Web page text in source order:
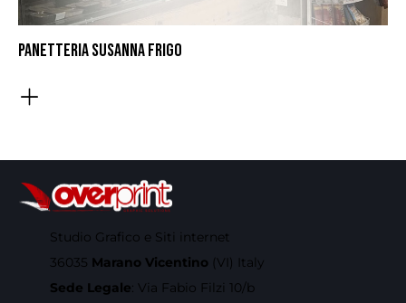
PANETTERIA SUSANNA FRIGO
Studio Grafico e Siti internet
36035 Marano Vicentino (VI) Italy
Sede Legale: Via Fabio Filzi 10/b